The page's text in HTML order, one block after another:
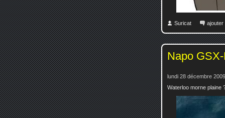
Suricat ajouter
Napo
lundi 28 décembre
Waterloo morne plaine